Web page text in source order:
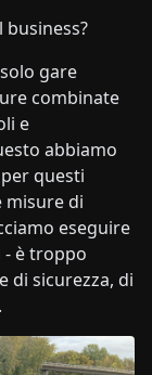
business?
gare
combinate
e
abbiamo
questi
misure di
eseguire
- è troppo
di sicurezza, di